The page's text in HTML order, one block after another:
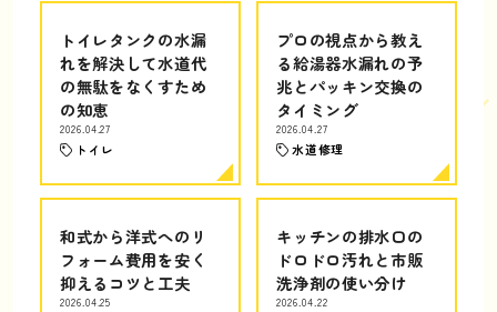
トイレタンクの水漏
れを解決して水道代
の無駄をなくすため
の知恵
2026.04.27
トイレ
プロの視点から教え
る給湯器水漏れの予
兆とパッキン交換の
タイミング
2026.04.27
水道修理
和式から洋式へのリ
フォーム費用を安く
抑えるコツと工夫
2026.04.25
キッチンの排水口の
ドロドロ汚れと市販
洗浄剤の使い分け
2026.04.22